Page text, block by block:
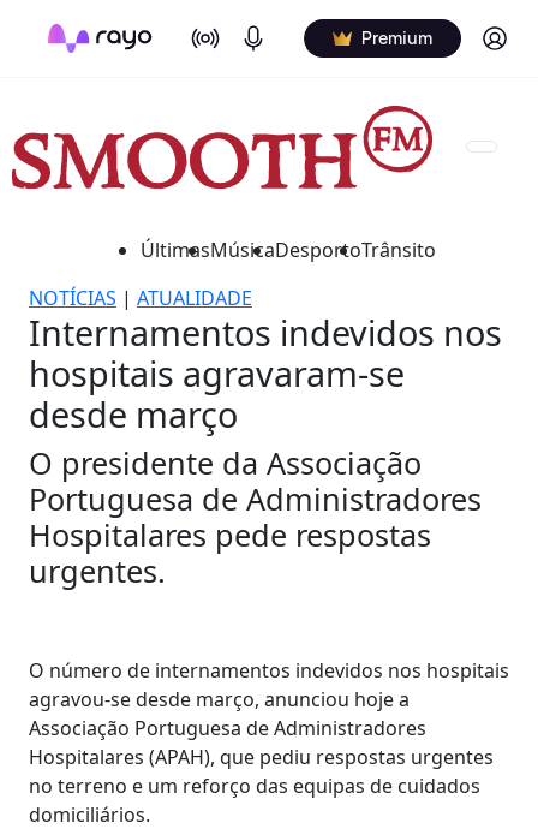
On Air Podcasts Premium Log in
ÚltimasMúsicaDesportoTrânsito
NOTÍCIAS | ATUALIDADE
Internamentos indevidos nos
hospitais agravaram-se
desde março
O presidente da Associação
Portuguesa de Administradores
Hospitalares pede respostas
urgentes.
O número de internamentos indevidos nos hospitais
agravou-se desde março, anunciou hoje a
Associação Portuguesa de Administradores
Hospitalares (APAH), que pediu respostas urgentes
no terreno e um reforço das equipas de cuidados
domiciliários.